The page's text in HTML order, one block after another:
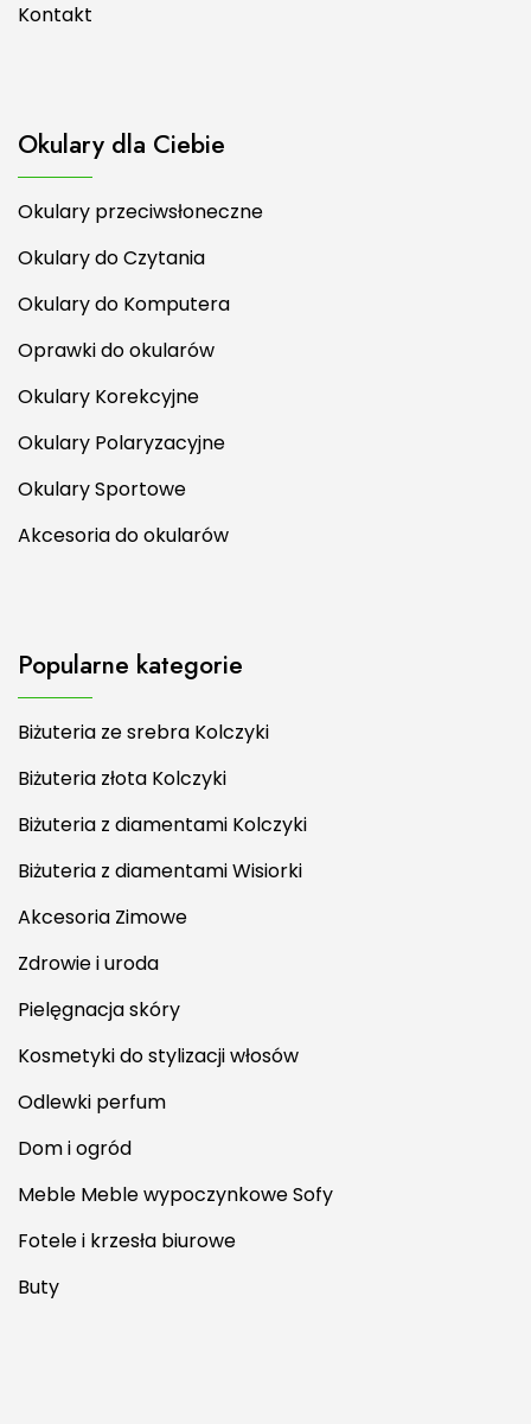
Kontakt
Okulary dla Ciebie
Okulary przeciwsłoneczne
Okulary do Czytania
Okulary do Komputera
Oprawki do okularów
Okulary Korekcyjne
Okulary Polaryzacyjne
Okulary Sportowe
Akcesoria do okularów
Popularne kategorie
Biżuteria ze srebra Kolczyki
Biżuteria złota Kolczyki
Biżuteria z diamentami Kolczyki
Biżuteria z diamentami Wisiorki
Akcesoria Zimowe
Zdrowie i uroda
Pielęgnacja skóry
Kosmetyki do stylizacji włosów
Odlewki perfum
Dom i ogród
Meble Meble wypoczynkowe Sofy
Fotele i krzesła biurowe
Buty